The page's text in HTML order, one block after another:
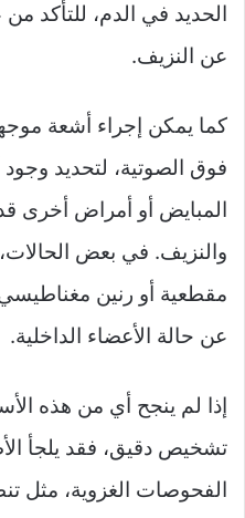
الحديد في الدم، للتأكد
عن النزيف.
كما يمكن إجراء أشعة
فوق الصوتية، لتحديد
المبايض أو أمراض أخرى
والنزيف. في بعض
مقطعية أو رنين
عن حالة الأعضاء الداخلية.
إذا لم ينجح أي من هذه
تشخيص دقيق، فقد يلجأ
الفحوصات الغزوية، مثل